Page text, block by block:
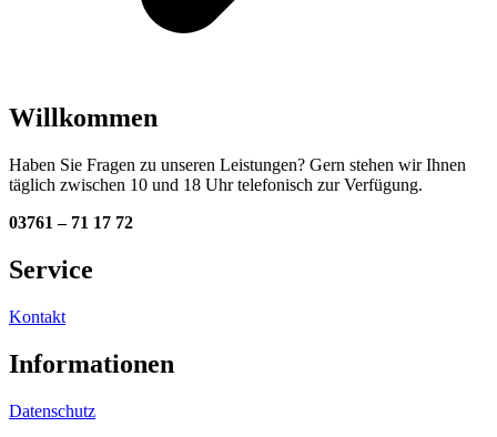
Willkommen
Haben Sie Fragen zu unseren Leistungen? Gern stehen wir Ihnen
täglich zwischen 10 und 18 Uhr telefonisch zur Verfügung.
03761 – 71 17 72
Service
Kontakt
Informationen
Datenschutz